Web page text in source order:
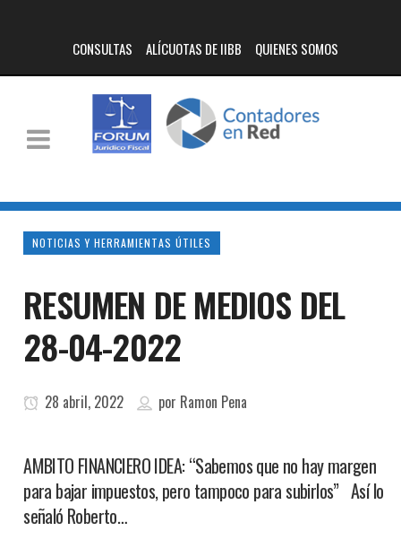
CONSULTAS ALÍCUOTAS DE IIBB QUIENES SOMOS
NOTICIAS Y HERRAMIENTAS ÚTILES
RESUMEN DE MEDIOS DEL
28-04-2022
28 abril, 2022 por Ramon Pena
AMBITO FINANCIERO IDEA: “Sabemos que no hay margen
para bajar impuestos, pero tampoco para subirlos” Así lo
señaló Roberto…